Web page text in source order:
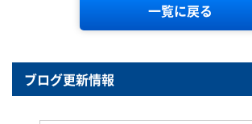
一覧に戻る
ブログ更新情報